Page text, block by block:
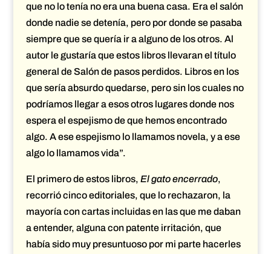
que no lo tenía no era una buena casa. Era el salón
donde nadie se detenía, pero por donde se pasaba
siempre que se quería ir a alguno de los otros. Al
autor le gustaría que estos libros llevaran el título
general de Salón de pasos perdidos. Libros en los
que sería absurdo quedarse, pero sin los cuales no
podríamos llegar a esos otros lugares donde nos
espera el espejismo de que hemos encontrado
algo. A ese espejismo lo llamamos novela, y a ese
algo lo llamamos vida”.
El primero de estos libros, El gato encerrado,
recorrió cinco editoriales, que lo rechazaron, la
mayoría con cartas incluidas en las que me daban
a entender, alguna con patente irritación, que
había sido muy presuntuoso por mi parte hacerles